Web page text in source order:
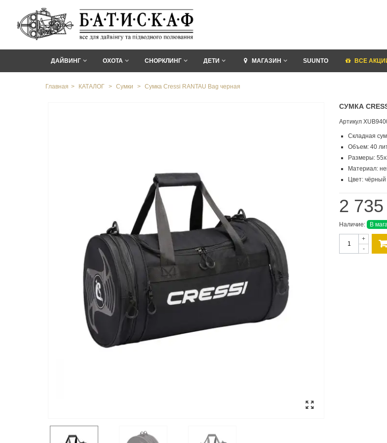
ДАЙВИНГ ОХОТА СНОРКЛИНГ ДЕТИ МАГАЗИН SUUNTO ВСЕ
Главная > КАТАЛОГ > Сумки > Сумка Cressi RANTAU Bag черная
СУМКА
Артикул
Складная
Объем: 40
Размеры:
Материал:
Цвет: чёрный
2 735
Наличие: В
-
+